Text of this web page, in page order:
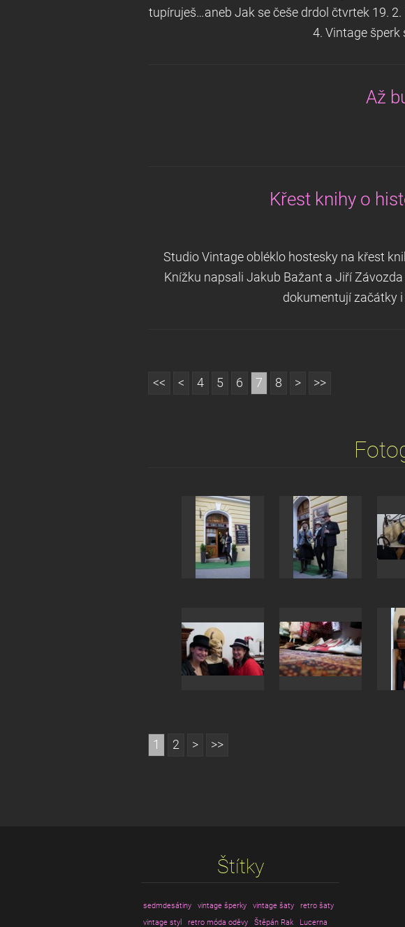
tupíruješ…aneb Jak se češe drdol čtvrtek 19.
4. Vintage šperk
Až
Křest knihy o
Studio Vintage obléklo hostesky na křest
Knížku napsali Jakub Bažant a Jiří
dokumentují začátky i
<< < 4 5 6 7 8 > >>
1 2 > >>
Štítky
sedmdesátiny vintage šperky vintage šaty
retro šaty
vintage styl
retro móda oděvy Štěpán Rak Lucerna